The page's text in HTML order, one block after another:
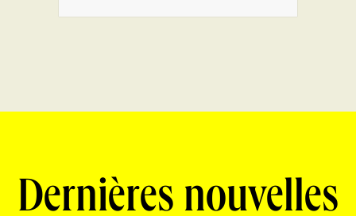
Dernières nouvelles